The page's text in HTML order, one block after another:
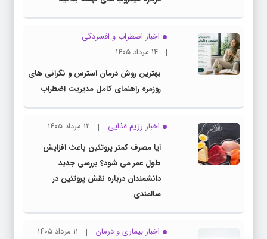
اخبار اضطراب و افسردگی
۱۴ مرداد ۱۴۰۵
بهترین روش درمان استرس و نگرانی های
روزمره راهنمای کامل مدیریت اضطراب
اخبار رژیم غذایی
۱۲ مرداد ۱۴۰۵
آیا مصرف کمتر پروتئین باعث افزایش
طول عمر می شود؟ بررسی جدید
دانشمندان درباره نقش پروتئین در
سالمندی
اخبار بیماری و درمان
۱۱ مرداد ۱۴۰۵